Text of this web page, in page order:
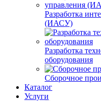
Разработка
(ИАСУ)
Разработка
оборудования
Сборочное
Каталог
Услуги